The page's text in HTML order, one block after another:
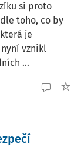
si proto
toho, co by
je
vznikl
...